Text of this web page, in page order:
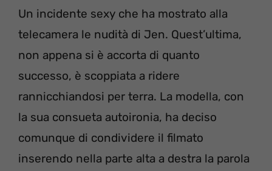
Un incidente sexy che ha mostrato alla
telecamera le nudità di Jen. Quest’ultima,
non appena si è accorta di quanto
successo, è scoppiata a ridere
rannicchiandosi per terra. La modella, con
la sua consueta autoironia, ha deciso
comunque di condividere il filmato
inserendo nella parte alta a destra la parola